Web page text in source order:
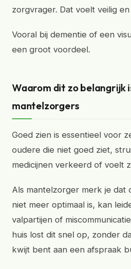
zorgvrager. Dat voelt veilig
Vooral bij dementie of een
een groot voordeel.
Waarom dit zo belangrijk
mantelzorgers
Goed zien is essentieel voor
oudere die niet goed ziet,
medicijnen verkeerd of voelt
Als mantelzorger merk je dat
niet meer optimaal is, kan
valpartijen of
huis lost dit snel op, zonder
kwijt bent aan een afspraak